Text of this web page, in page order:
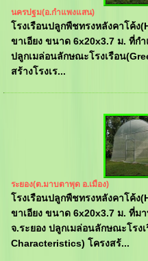
นครปฐม(อ.กำแพงแสน)
โรงเรือนปลูกพืชทรงหลังคาโค้
ขาเอียง ขนาด 6x20x3.7 ม. ที่ก
ปลูกเมล่อนลักษณะโรงเรือน
สร้างโรงเร...
ระยอง(ต.มาบตาพุด อ.เมือง)
โรงเรือนปลูกพืชทรงหลังคาโค้
ขาเอียง ขนาด 6x20x3.7 ม. ที่ม
จ.ระยอง ปลูกเมล่อนลักษณะโรง
Characteristics) โครงสร้...